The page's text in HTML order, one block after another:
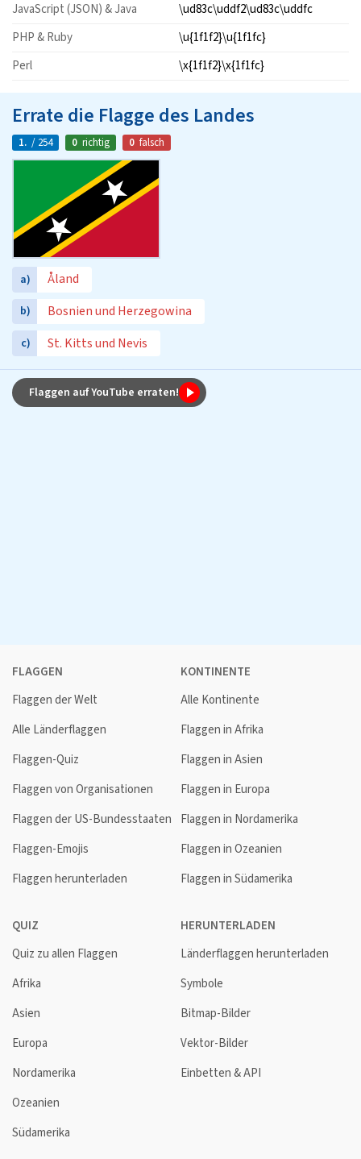
JavaScript (JSON) & Java
\ud83c\uddf2\ud83c\uddfc
PHP & Ruby
\u{1f1f2}\u{1f1fc}
Perl
\x{1f1f2}\x{1f1fc}
Errate die Flagge des Landes
1. / 254 0 richtig 0 falsch
a) Åland
b) Bosnien und Herzegowina
c) St. Kitts und Nevis
Flaggen auf YouTube erraten!
FLAGGEN
Flaggen der Welt
Alle Länderflaggen
Flaggen-Quiz
Flaggen von Organisationen
Flaggen der US-Bundesstaaten
Flaggen-Emojis
Flaggen herunterladen
KONTINENTE
Alle Kontinente
Flaggen in Afrika
Flaggen in Asien
Flaggen in Europa
Flaggen in Nordamerika
Flaggen in Ozeanien
Flaggen in Südamerika
QUIZ
Quiz zu allen Flaggen
Afrika
Asien
Europa
Nordamerika
Ozeanien
Südamerika
HERUNTERLADEN
Länderflaggen herunterladen
Symbole
Bitmap-Bilder
Vektor-Bilder
Einbetten & API